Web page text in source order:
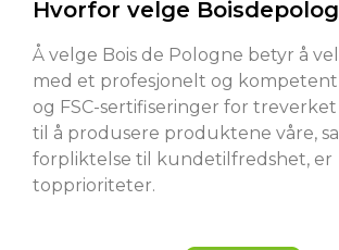
Hvorfor velge
Å velge Bois de Pologne betyr å
med et profesjonelt og kompetent
og FSC-sertifiseringer for
til å produsere produktene våre,
forpliktelse til kundetilfredshet, er
topprioriteter.